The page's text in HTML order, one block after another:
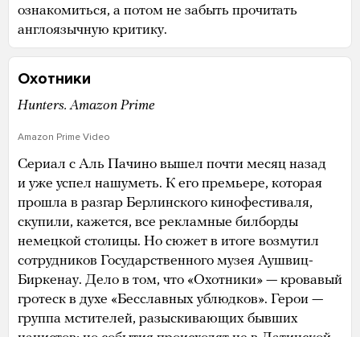
ознакомиться, а потом не забыть прочитать
англоязычную критику.
Охотники
Hunters. Amazon Prime
Amazon Prime Video
Сериал с Аль Пачино вышел почти месяц назад
и уже успел нашуметь. К его премьере, которая
прошла в разгар Берлинского кинофестиваля,
скупили, кажется, все рекламные билборды
немецкой столицы. Но сюжет в итоге возмутил
сотрудников Государственного музея Аушвиц-
Биркенау. Дело в том, что «Охотники» — кровавый
гротеск в духе «Бесславных ублюдков». Герои —
группа мстителей, разыскивающих бывших